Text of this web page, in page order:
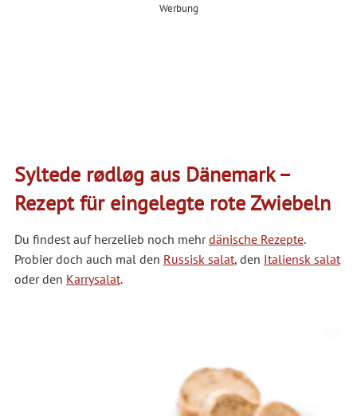
Werbung
Syltede rødløg aus Dänemark –
Rezept für eingelegte rote Zwiebeln
Du findest auf herzelieb noch mehrdänische Rezepte.
Probier doch auch mal den Russisk salat, den Italiensk salat
oder den Karrysalat.